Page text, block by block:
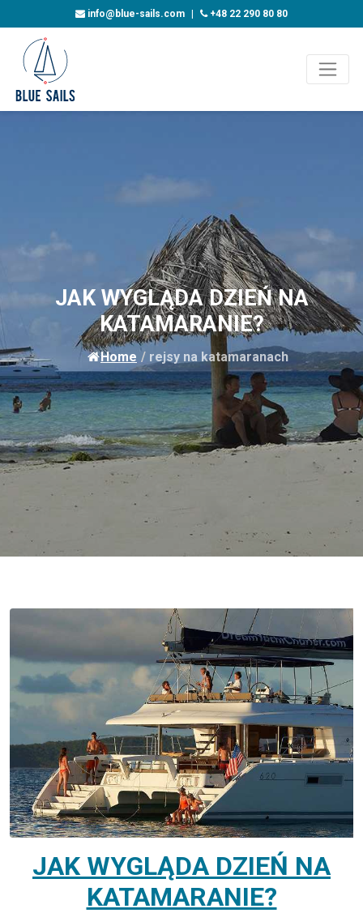
info@blue-sails.com +48 22 290 80 80
JAK WYGLĄDA DZIEŃ NA
KATAMARANIE?
Home / rejsy na katamaranach
JAK WYGLĄDA DZIEŃ NA
KATAMARANIE?